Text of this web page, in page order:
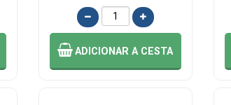
ADICIONARA CESTA